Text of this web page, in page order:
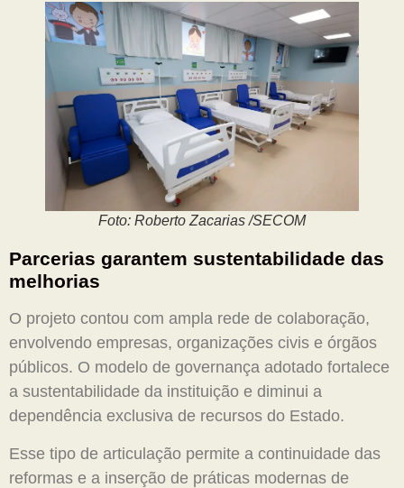
Foto: Roberto Zacarias /SECOM
Parcerias garantem sustentabilidade das
melhorias
O projeto contou com ampla rede de colaboração,
envolvendo empresas, organizações civis e órgãos
públicos. O modelo de governança adotado fortalece
a sustentabilidade da instituição e diminui a
dependência exclusiva de recursos do Estado.
Esse tipo de articulação permite a continuidade das
reformas e a inserção de práticas modernas de